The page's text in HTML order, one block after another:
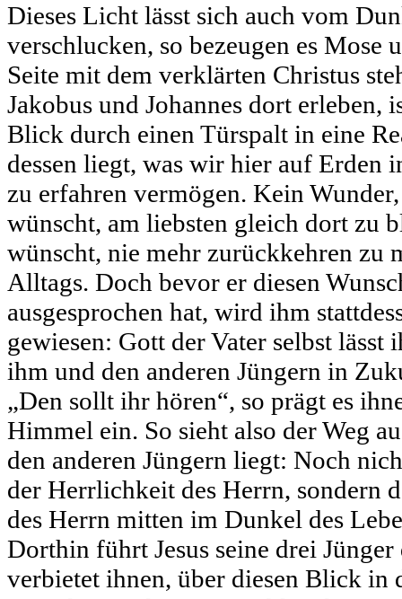
Dieses Licht lässt sich auch vom
verschlucken, so bezeugen es Mose
Seite mit dem verklärten Christus
Jakobus und Johannes dort erleben,
Blick durch einen Türspalt in eine
dessen liegt, was wir hier auf Erden
zu erfahren vermögen. Kein Wunder,
wünscht, am liebsten gleich dort zu
wünscht, nie mehr zurückkehren zu
Alltags. Doch bevor er diesen
ausgesprochen hat, wird ihm
gewiesen: Gott der Vater selbst lässt
ihm und den anderen Jüngern in
„Den sollt ihr hören“, so prägt es
Himmel ein. So sieht also der Weg
den anderen Jüngern liegt: Noch
der Herrlichkeit des Herrn, sondern
des Herrn mitten im Dunkel des
Dorthin führt Jesus seine drei
verbietet ihnen, über diesen Blick in